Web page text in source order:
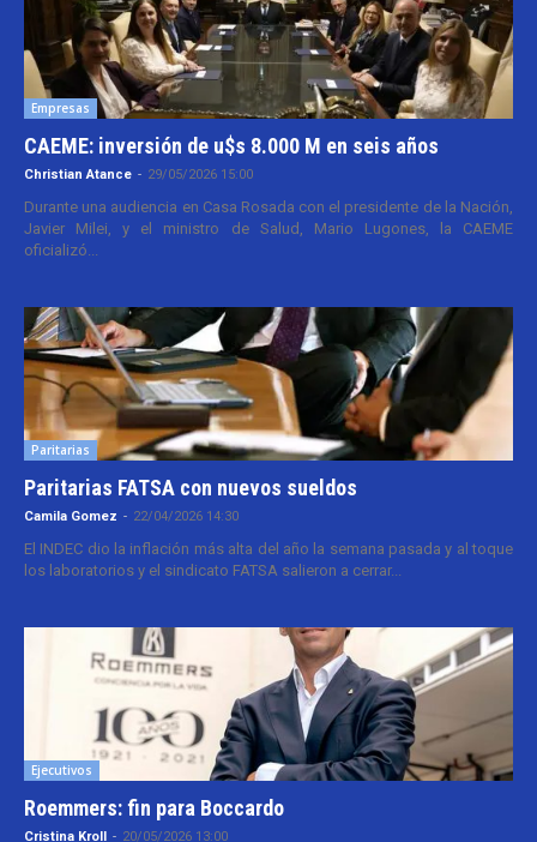
Empresas
CAEME: inversión de u$s 8.000 M en seis años
Christian Atance - 29/05/2026 15:00
Durante una audiencia en Casa Rosada con el presidente de la Nación,
Javier Milei, y el ministro de Salud, Mario Lugones, la CAEME
oficializó...
Paritarias
Paritarias FATSA con nuevos sueldos
Camila Gomez - 22/04/2026 14:30
El INDEC dio la inflación más alta del año la semana pasada y al toque
los laboratorios y el sindicato FATSA salieron a cerrar...
Ejecutivos
Roemmers: fin para Boccardo
Cristina Kroll - 20/05/2026 13:00